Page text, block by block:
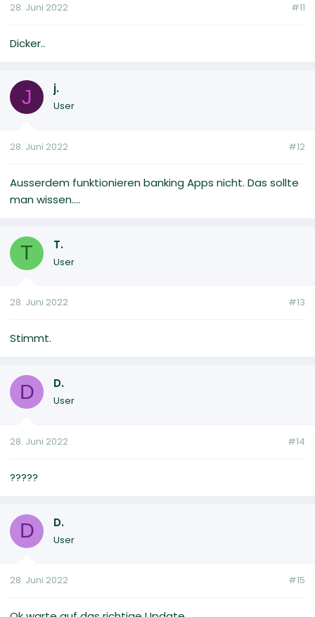
28. Juni 2022 #11
Dicker..
J j.
User
28. Juni 2022 #12
Ausserdem funktionieren banking Apps nicht. Das sollte
man wissen....
T T.
User
28. Juni 2022 #13
Stimmt.
D D.
User
28. Juni 2022 #14
?????
D D.
User
28. Juni 2022 #15